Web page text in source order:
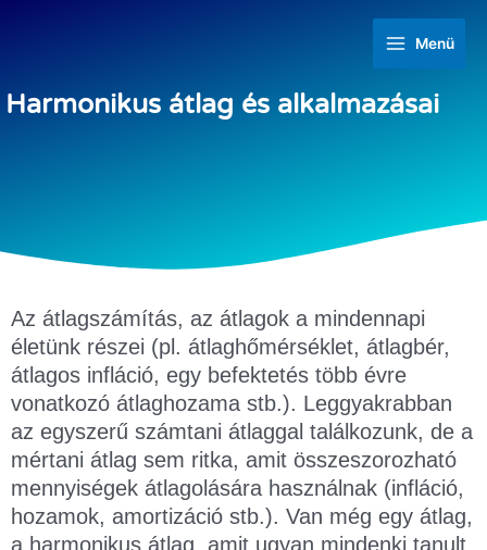
Menü
Harmonikus átlag és alkalmazásai
Az átlagszámítás, az átlagok a mindennapi
életünk részei (pl. átlaghőmérséklet, átlagbér,
átlagos infláció, egy befektetés több évre
vonatkozó átlaghozama stb.). Leggyakrabban
az egyszerű számtani átlaggal találkozunk, de a
mértani átlag sem ritka, amit összeszorozható
mennyiségek átlagolására használnak (infláció,
hozamok, amortizáció stb.). Van még egy átlag,
a harmonikus átlag, amit ugyan mindenki tanult